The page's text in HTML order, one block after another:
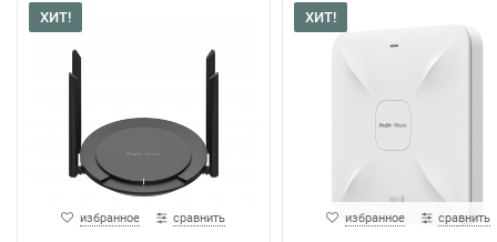
ХИТ!
избранное сравнить
ХИТ!
избранное сравнить